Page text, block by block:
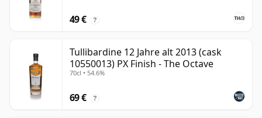
49 € ?
Tullibardine 12 Jahre alt 2013 (cask
10550013) PX Finish - The Octave
70cl • 54.6%
69 € ?